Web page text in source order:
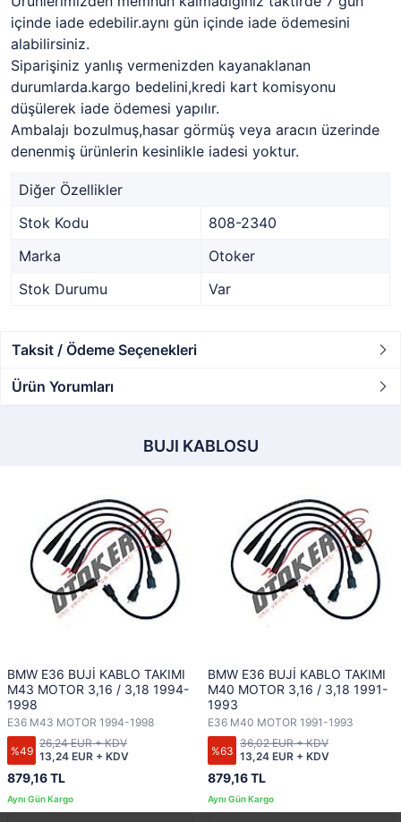
içinde iade edebilir.aynı gün içinde iade ödemesini
alabilirsiniz.
Siparişiniz yanlış vermenizden kayanaklanan
durumlarda.kargo bedelini,kredi kart komisyonu
düşülerek iade ödemesi yapılır.
Ambalajı bozulmuş,hasar görmüş veya aracın üzerinde
denenmiş ürünlerin kesinlikle iadesi yoktur.
Diğer Özellikler
Stok Kodu
808-2340
Marka
Otoker
Stok Durumu
Var
Taksit / Ödeme Seçenekleri
Ürün Yorumları
BUJI KABLOSU
BMW E36 BUJİ KABLO TAKIMI
M43 MOTOR 3,16 / 3,18 1994-
1998
E36 M43 MOTOR 1994-1998
%49
879,16 TL
13,24 EUR + KDV
26,24 EUR + KDV
BMW E36 BUJİ KABLO TAKIMI
M40 MOTOR 3,16 / 3,18 1991-
1993
E36 M40 MOTOR 1991-1993
%63
879,16 TL
13,24 EUR + KDV
36,02 EUR + KDV